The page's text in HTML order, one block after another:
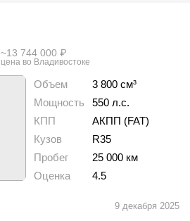
~13 744 000 ₽
цена во Владивостоке
Объем
3 800 см³
Мощность
550 л.с.
КПП
АКПП (FAT)
Кузов
R35
Пробег
25 000 км
Оценка
4.5
9 декабря 2025